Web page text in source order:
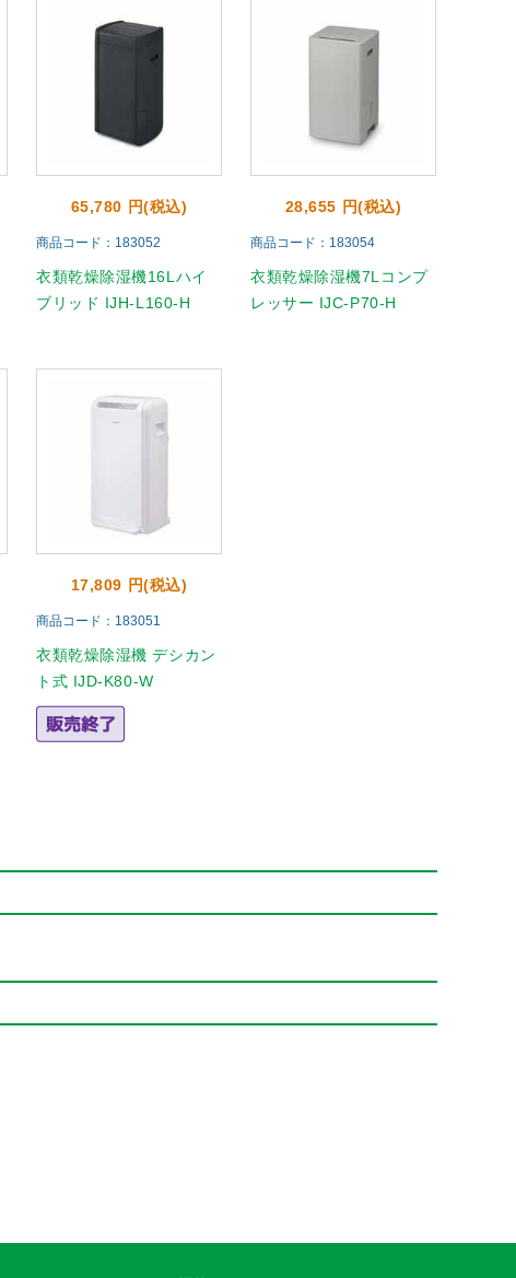
65,780 円(税込)
商品コード：183052
衣類乾燥除湿機16Lハイ
ブリッド IJH-L160-H
28,655 円(税込)
商品コード：183054
衣類乾燥除湿機7Lコンプ
レッサー IJC-P70-H
17,809 円(税込)
商品コード：183051
衣類乾燥除湿機 デシカン
ト式 IJD-K80-W